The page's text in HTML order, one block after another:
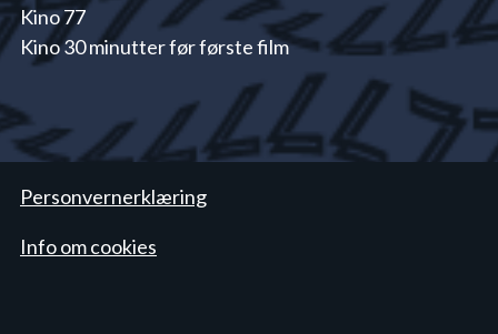
Kino 77
Kino 30 minutter før første film
Personvernerklæring
Info om cookies